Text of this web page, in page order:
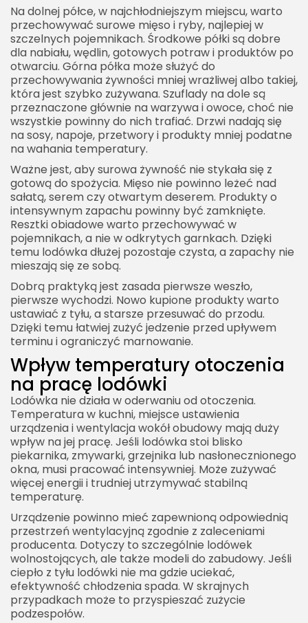
Na dolnej półce, w najchłodniejszym miejscu, warto
przechowywać surowe mięso i ryby, najlepiej w
szczelnych pojemnikach. Środkowe półki są dobre
dla nabiału, wędlin, gotowych potraw i produktów po
otwarciu. Górna półka może służyć do
przechowywania żywności mniej wrażliwej albo takiej,
która jest szybko zużywana. Szuflady na dole są
przeznaczone głównie na warzywa i owoce, choć nie
wszystkie powinny do nich trafiać. Drzwi nadają się
na sosy, napoje, przetwory i produkty mniej podatne
na wahania temperatury.
Ważne jest, aby surowa żywność nie stykała się z
gotową do spożycia. Mięso nie powinno leżeć nad
sałatą, serem czy otwartym deserem. Produkty o
intensywnym zapachu powinny być zamknięte.
Resztki obiadowe warto przechowywać w
pojemnikach, a nie w odkrytych garnkach. Dzięki
temu lodówka dłużej pozostaje czysta, a zapachy nie
mieszają się ze sobą.
Dobrą praktyką jest zasada pierwsze weszło,
pierwsze wychodzi. Nowo kupione produkty warto
ustawiać z tyłu, a starsze przesuwać do przodu.
Dzięki temu łatwiej zużyć jedzenie przed upływem
terminu i ograniczyć marnowanie.
Wpływ temperatury otoczenia
na pracę lodówki
Lodówka nie działa w oderwaniu od otoczenia.
Temperatura w kuchni, miejsce ustawienia
urządzenia i wentylacja wokół obudowy mają duży
wpływ na jej pracę. Jeśli lodówka stoi blisko
piekarnika, zmywarki, grzejnika lub nasłonecznionego
okna, musi pracować intensywniej. Może zużywać
więcej energii i trudniej utrzymywać stabilną
temperaturę.
Urządzenie powinno mieć zapewnioną odpowiednią
przestrzeń wentylacyjną zgodnie z zaleceniami
producenta. Dotyczy to szczególnie lodówek
wolnostojących, ale także modeli do zabudowy. Jeśli
ciepło z tyłu lodówki nie ma gdzie uciekać,
efektywność chłodzenia spada. W skrajnych
przypadkach może to przyspieszać zużycie
podzespołów.